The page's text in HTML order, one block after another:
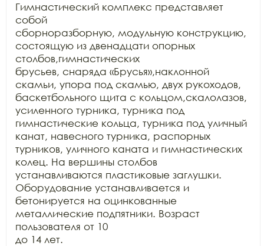
Гимнастический комплекс представляет
собой
сборноразборную, модульную конструкцию,
состоящую из двенадцати опорных
столбов,гимнастических
брусьев, снаряда «Брусья»,наклонной
скамьи, упора под скамью, двух рукоходов,
баскетбольного щита с кольцом,скалолазов,
усиленного турника, турника под
гимнастические кольца, турника под уличный
канат, навесного турника, распорных
турников, уличного каната и гимнастических
колец. На вершины столбов
устанавливаются пластиковые заглушки.
Оборудование устанавливается и
бетонируется на оцинкованные
металлические подпятники. Возраст
пользователя от 10
до 14 лет.